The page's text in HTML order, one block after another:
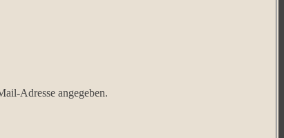
Adresse angegeben.